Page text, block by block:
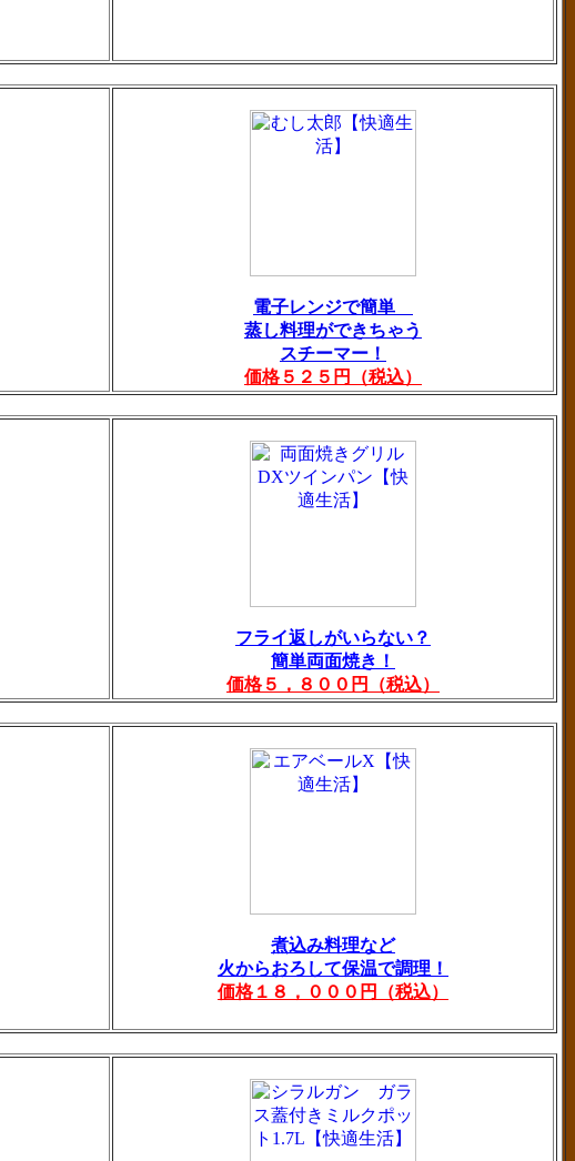
電子レンジで簡単
蒸し料理ができちゃう
スチーマー！
価格５２５円（税込）
フライ返しがいらない？
簡単両面焼き！
価格５，８００円（税込）
煮込み料理など
火からおろして保温で調理！
価格１８，０００円（税込）